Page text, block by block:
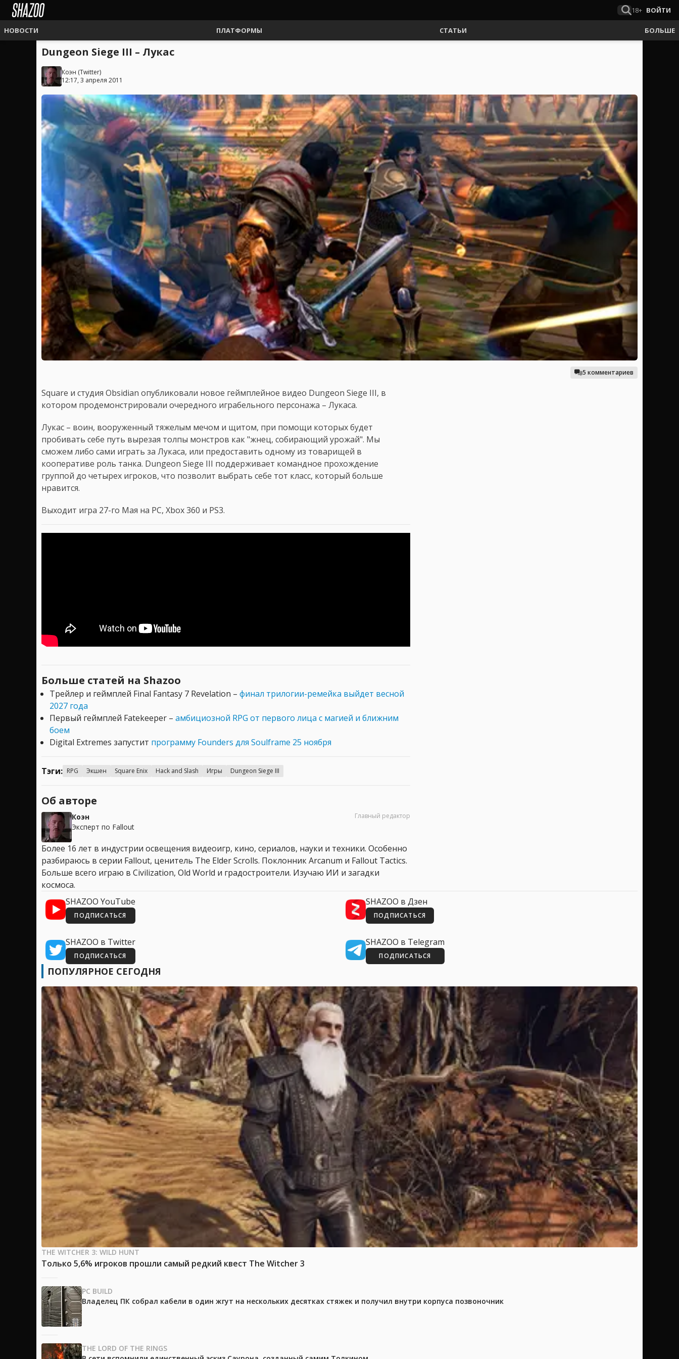
18+ ВОЙТИ
НОВОСТИ ПЛАТФОРМЫ СТАТЬИ БОЛЬШЕ
Dungeon Siege III – Лукас
Коэн (Twitter)
12:17, 3 апреля 2011
5 комментариев
Square и студия Obsidian опубликовали новое геймплейное видео Dungeon Siege III, в
котором продемонстрировали очередного играбельного персонажа – Лукаса.
Лукас – воин, вооруженный тяжелым мечом и щитом, при помощи которых будет
пробивать себе путь вырезая толпы монстров как "жнец, собирающий урожай". Мы
сможем либо сами играть за Лукаса, или предоставить одному из товарищей в
кооперативе роль танка. Dungeon Siege III поддерживает командное прохождение
группой до четырех игроков, что позволит выбрать себе тот класс, который больше
нравится.
Выходит игра 27-го Мая на PC, Xbox 360 и PS3.
Больше статей на Shazoo
Трейлер и геймплей Final Fantasy 7 Revelation – финал трилогии-ремейка выйдет весной
2027 года
Первый геймплей Fatekeeper – амбициозной RPG от первого лица с магией и ближним
боем
Digital Extremes запустит программу Founders для Soulframe 25 ноября
Тэги: RPG Экшен Square Enix Hack and Slash Игры Dungeon Siege III
Об авторе
Коэн
Эксперт по Fallout
Главный редактор
Более 16 лет в индустрии освещения видеоигр, кино, сериалов, науки и техники. Особенно
разбираюсь в серии Fallout, ценитель The Elder Scrolls. Поклонник Arcanum и Fallout Tactics.
Больше всего играю в Civilization, Old World и градостроители. Изучаю ИИ и загадки
космоса.
SHAZOO YouTube
ПОДПИСАТЬСЯ
SHAZOO в Дзен
ПОДПИСАТЬСЯ
SHAZOO в Twitter
ПОДПИСАТЬСЯ
SHAZOO в Telegram
ПОДПИСАТЬСЯ
ПОПУЛЯРНОЕ СЕГОДНЯ
THE WITCHER 3: WILD HUNT
Только 5,6% игроков прошли самый редкий квест The Witcher 3
PC BUILD
Владелец ПК собрал кабели в один жгут на нескольких десятках стяжек и получил внутри корпуса позвоночник
THE LORD OF THE RINGS